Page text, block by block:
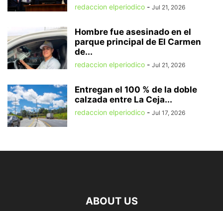
redaccion elperiodico - Jul 21, 2026
Hombre fue asesinado en el
parque principal de El Carmen
de...
redaccion elperiodico - Jul 21, 2026
Entregan el 100 % de la doble
calzada entre La Ceja...
redaccion elperiodico - Jul 17, 2026
ABOUT US